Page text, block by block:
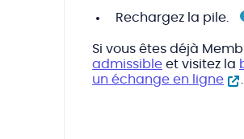
Rechargez la pile.
Si vous êtes déjà
admissible et visitez la
un échange en ligne